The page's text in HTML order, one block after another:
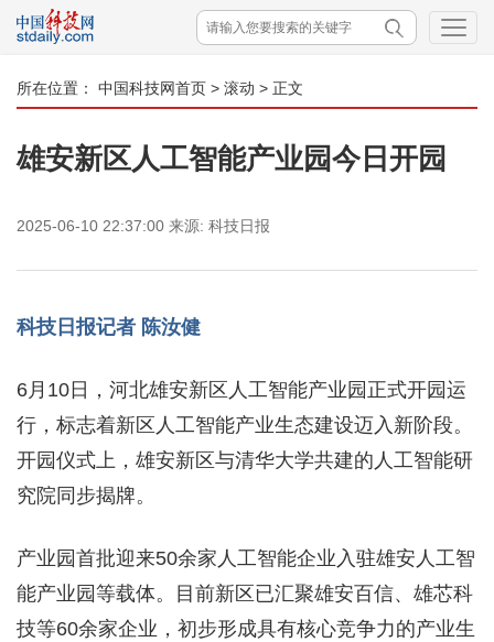
所在位置： 中国科技网首页 > 滚动 > 正文
雄安新区人工智能产业园今日开园
2025-06-10 22:37:00 来源: 科技日报
科技日报记者 陈汝健
6月10日，河北雄安新区人工智能产业园正式开园运
行，标志着新区人工智能产业生态建设迈入新阶段。
开园仪式上，雄安新区与清华大学共建的人工智能研
究院同步揭牌。
产业园首批迎来50余家人工智能企业入驻雄安人工智
能产业园等载体。目前新区已汇聚雄安百信、雄芯科
技等60余家企业，初步形成具有核心竞争力的产业生